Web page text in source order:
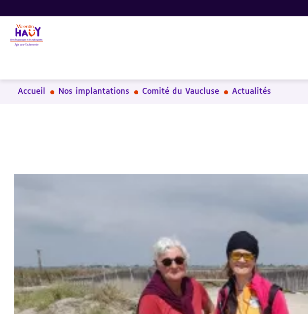
Aller
au
contenu
principal
Aller
au
pied
de
Aller
à
la
recherche
Accueil Nos implantations Comité du Vaucluse Actualités